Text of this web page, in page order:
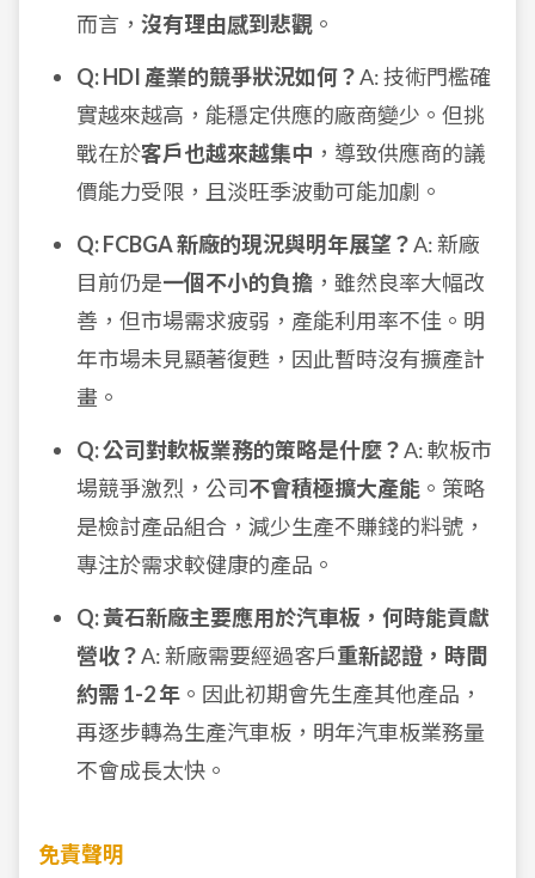
而言， 沒有理由感到悲觀 。
Q: HDI 產業的競爭狀況如何？A: 技術門檻確
實越來越高，能穩定供應的廠商變少。但挑
戰在於客戶也越來越集中 ，導致供應商的議
價能力受限，且淡旺季波動可能加劇。
Q: FCBGA 新廠的現況與明年展望？A: 新廠
目前仍是一個不小的負擔 ，雖然良率大幅改
善，但市場需求疲弱，產能利用率不佳。明
年市場未見顯著復甦，因此暫時沒有擴產計
畫。
Q: 公司對軟板業務的策略是什麼？A: 軟板市
場競爭激烈，公司不會積極擴大產能 。策略
是檢討產品組合，減少生產不賺錢的料號，
專注於需求較健康的產品。
Q: 黃石新廠主要應用於汽車板，何時能貢獻
營收？A: 新廠需要經過客戶重新認證，時間
約需 1-2 年 。因此初期會先生產其他產品，
再逐步轉為生產汽車板，明年汽車板業務量
不會成長太快。
免責聲明